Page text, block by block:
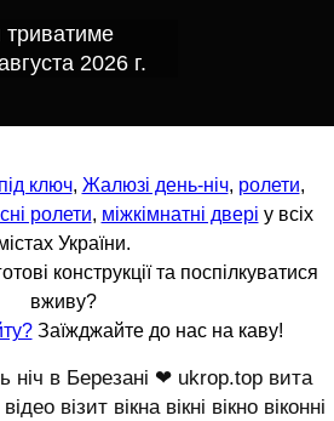
триватиме
2026 г.
ключ, Жалюзі день-ніч, ролети,
ролети, міжкімнатні двері у всіх
України.
конструкції та поспілкуватися
вживу?
Заїжджайте до нас на каву!
в Березані ❤ ukrop.top вита
візит вікна вікні вікно віконні